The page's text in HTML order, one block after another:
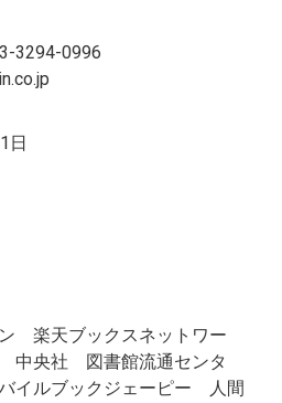
3294-0996
1 日
楽天ブックスネットワー
央社 図書館流通センタ
ルブックジェーピー 人間